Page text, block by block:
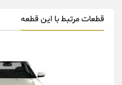
قطعات مرتبط با این قطعه